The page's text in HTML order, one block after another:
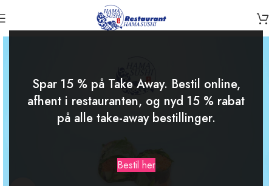
Spar 15 % på Take Away. Bestil online,
afhent i restauranten, og nyd 15 % rabat
på alle take-away bestillinger.
Bestil her